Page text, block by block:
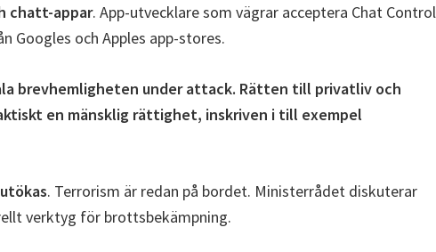
chatt-appar. App-utvecklare som vägrar acceptera Chat Control
Googles och Apples app-stores.
brevhemligheten under attack. Rätten till privatliv och
en mänsklig rättighet, inskriven i till exempel
. Terrorism är redan på bordet. Ministerrådet diskuterar
verktyg för brottsbekämpning.